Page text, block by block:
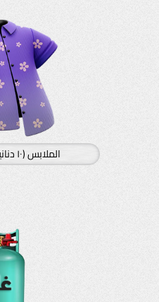
الملابس (١٠ دنانير للفرد الواحد )